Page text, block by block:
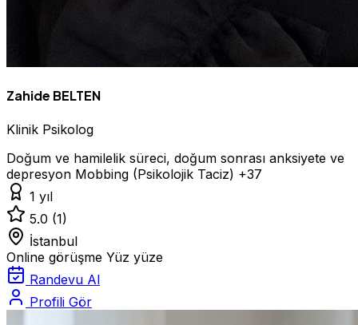
Zahide BELTEN
Klinik Psikolog
Doğum ve hamilelik süreci, doğum sonrası anksiyete ve
depresyon Mobbing (Psikolojik Taciz) +37
1 yıl
5.0 (1)
İstanbul
Online görüşme Yüz yüze
Randevu Al
Profili Gör